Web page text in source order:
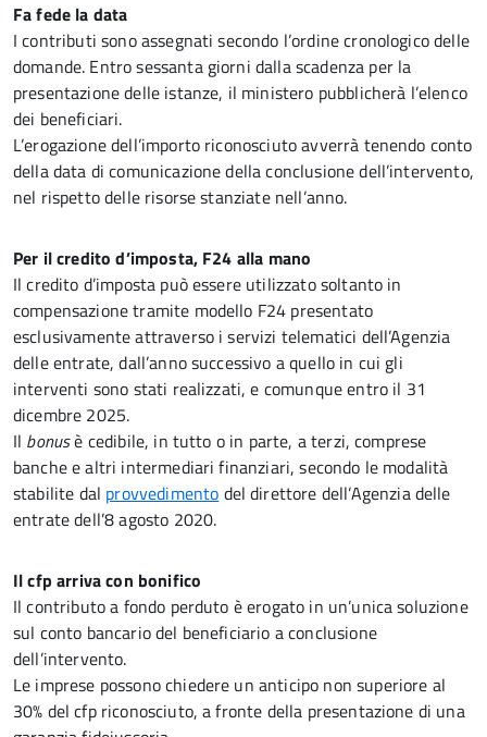
Fa fede la data
I contributi sono assegnati secondo l’ordine cronologico delle
domande. Entro sessanta giorni dalla scadenza per la
presentazione delle istanze, il ministero pubblicherà l’elenco
dei beneficiari.
L’erogazione dell’importo riconosciuto avverrà tenendo conto
della data di comunicazione della conclusione dell’intervento,
nel rispetto delle risorse stanziate nell’anno.
Per il credito d’imposta, F24 alla mano
Il credito d’imposta può essere utilizzato soltanto in
compensazione tramite modello F24 presentato
esclusivamente attraverso i servizi telematici dell’Agenzia
delle entrate, dall’anno successivo a quello in cui gli
interventi sono stati realizzati, e comunque entro il 31
dicembre 2025.
Il bonusè cedibile, in tutto o in parte, a terzi, comprese
banche e altri intermediari finanziari, secondo le modalità
stabilite dal provvedimento del direttore dell’Agenzia delle
entrate dell’8 agosto 2020.
Il cfp arriva con bonifico
Il contributo a fondo perduto è erogato in un’unica soluzione
sul conto bancario del beneficiario a conclusione
dell’intervento.
Le imprese possono chiedere un anticipo non superiore al
30% del cfp riconosciuto, a fronte della presentazione di una